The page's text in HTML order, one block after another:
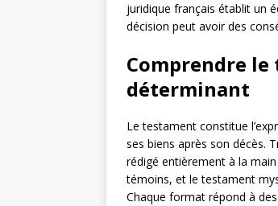
juridique français établit un
décision peut avoir des
Comprendre
déterminant
Le testament constitue
ses biens après son décès.
rédigé entièrement à la
témoins, et le testament
Chaque format répond à